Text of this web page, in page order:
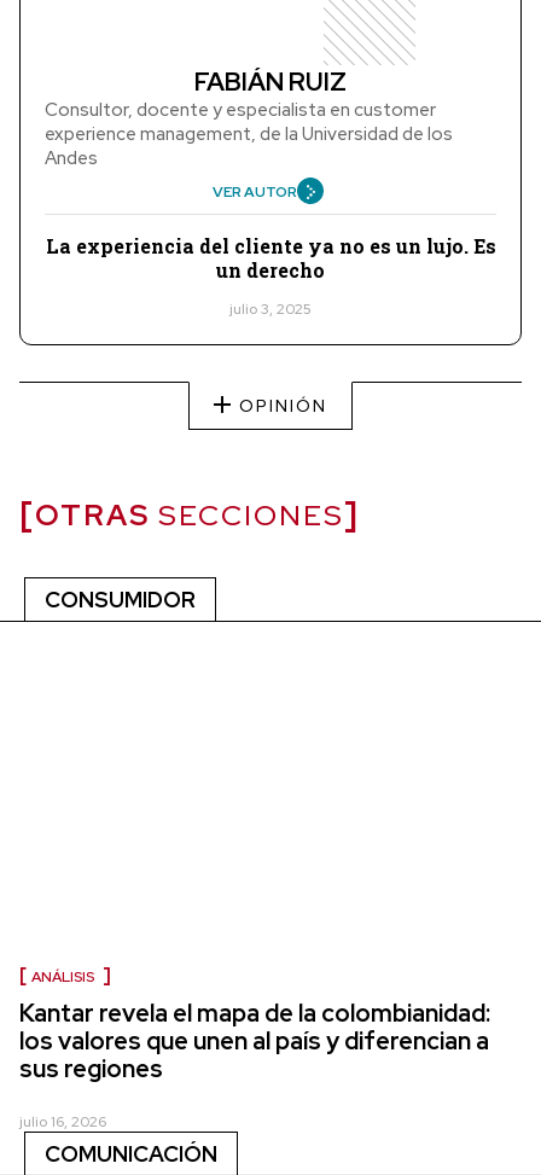
FABIÁN RUIZ
Consultor, docente y especialista en customer
experience management, de la Universidad de los
Andes
VER AUTOR
La experiencia del cliente ya no es un lujo. Es
un derecho
julio 3, 2025
OPINIÓN
OTRAS SECCIONES
CONSUMIDOR
ANÁLISIS
Kantar revela el mapa de la colombianidad:
los valores que unen al país y diferencian a
sus regiones
julio 16, 2026
COMUNICACIÓN